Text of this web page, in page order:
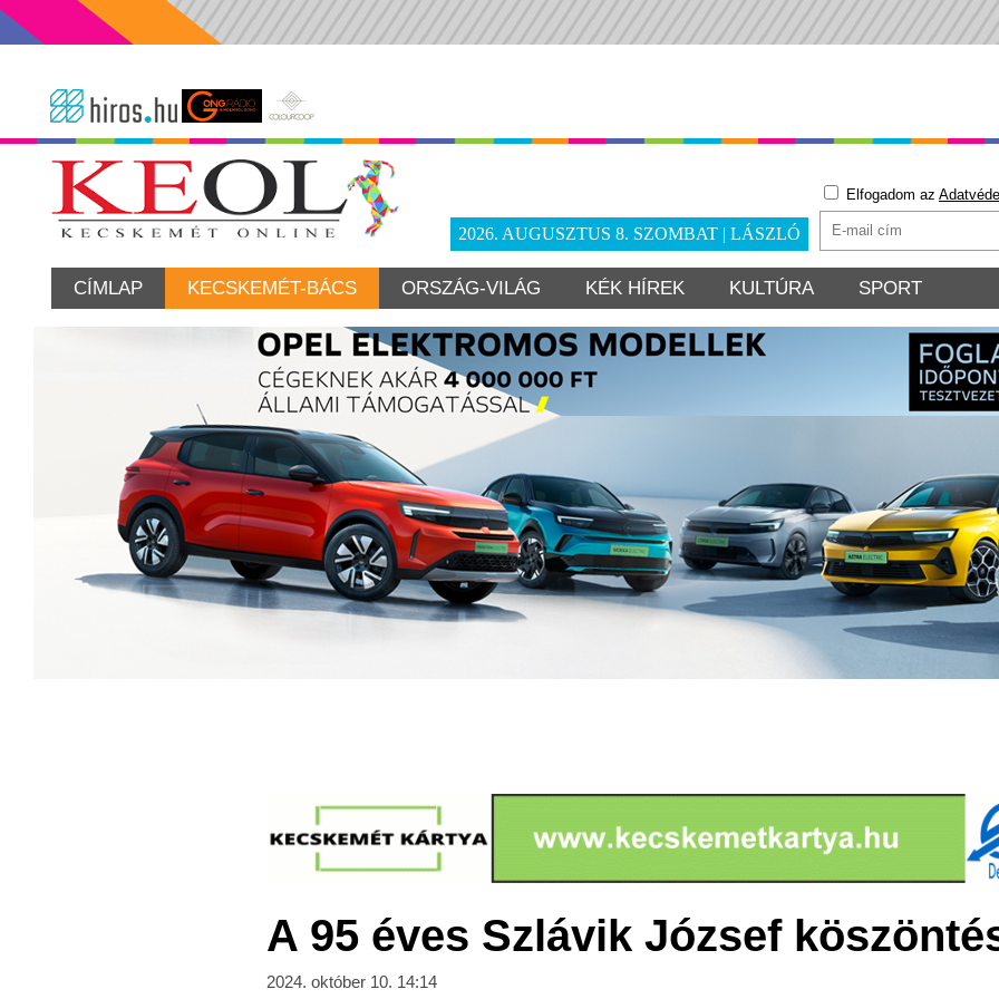
2026. AUGUSZTUS 8. SZOMBAT | LÁSZLÓ
Elfogadom az
CÍMLAP KECSKEMÉT-BÁCS ORSZÁG-VILÁG KÉK HÍREK KULTÚRA SPORT
A 95 éves Szlávik József
2024. október 10. 14:14